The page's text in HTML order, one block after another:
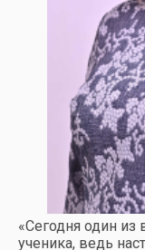
«Сегодня один
ученика, ведь